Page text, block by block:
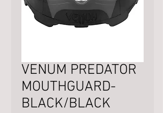
VENUM PREDATOR
MOUTHGUARD-
BLACK/BLACK